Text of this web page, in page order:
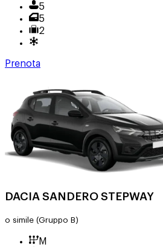
5
5
2
Prenota
DACIA SANDERO STEPWAY
o simile (Gruppo B)
M